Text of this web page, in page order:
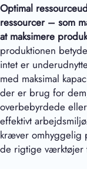
Optimal
ressourcer – som
at maksimere
produktionen
intet er
med maksimal
der er brug for
overbebyrdede
effektivt
kræver omhyggelig
de rigtige værktøjer